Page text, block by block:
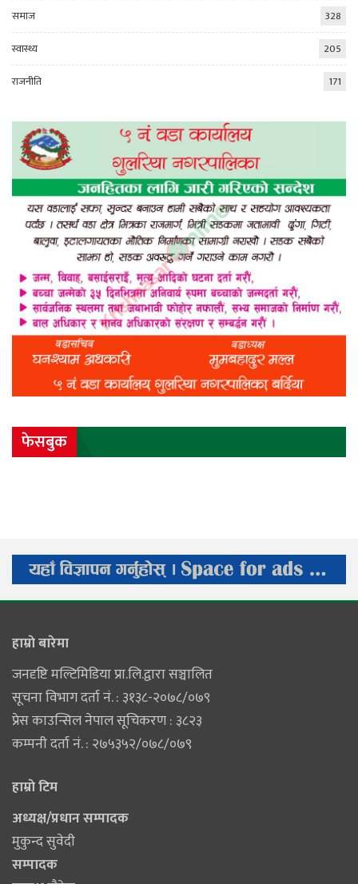
समाज
328
स्वास्थ्य
205
राजनीति
171
फेसबुक
हाम्राे बारेमा
जनदृष्टि मल्टिमिडिया प्रा.लि.द्वारा सञ्चालित
सूचना विभाग दर्ता नं. : ३१३८-२०७८/०७९
प्रेस काउन्सिल नेपाल सूचिकरण : ३८२३
कम्पनी दर्ता नं. : २७५३५२/०७८/०७९
हाम्राे टिम
अध्यक्ष/प्रधान सम्पादक
मुकुन्द सुवेदी
सम्पादक